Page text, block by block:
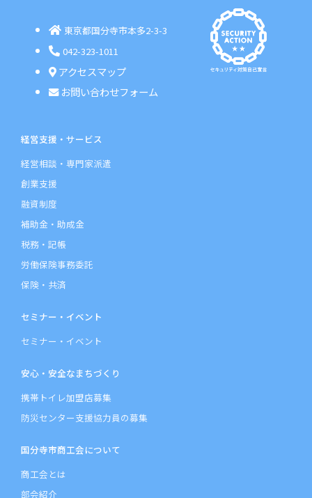
東京都国分寺市本多2-3-3
042-323-1011
アクセスマップ
お問い合わせフォーム
経営支援・サービス
経営相談・専門家派遣
創業支援
融資制度
補助金・助成金
税務・記帳
労働保険事務委託
保険・共済
セミナー・イベント
セミナー・イベント
安心・安全なまちづくり
携帯トイレ加盟店募集
防災センター支援協力員の募集
国分寺市商工会について
商工会とは
部会紹介